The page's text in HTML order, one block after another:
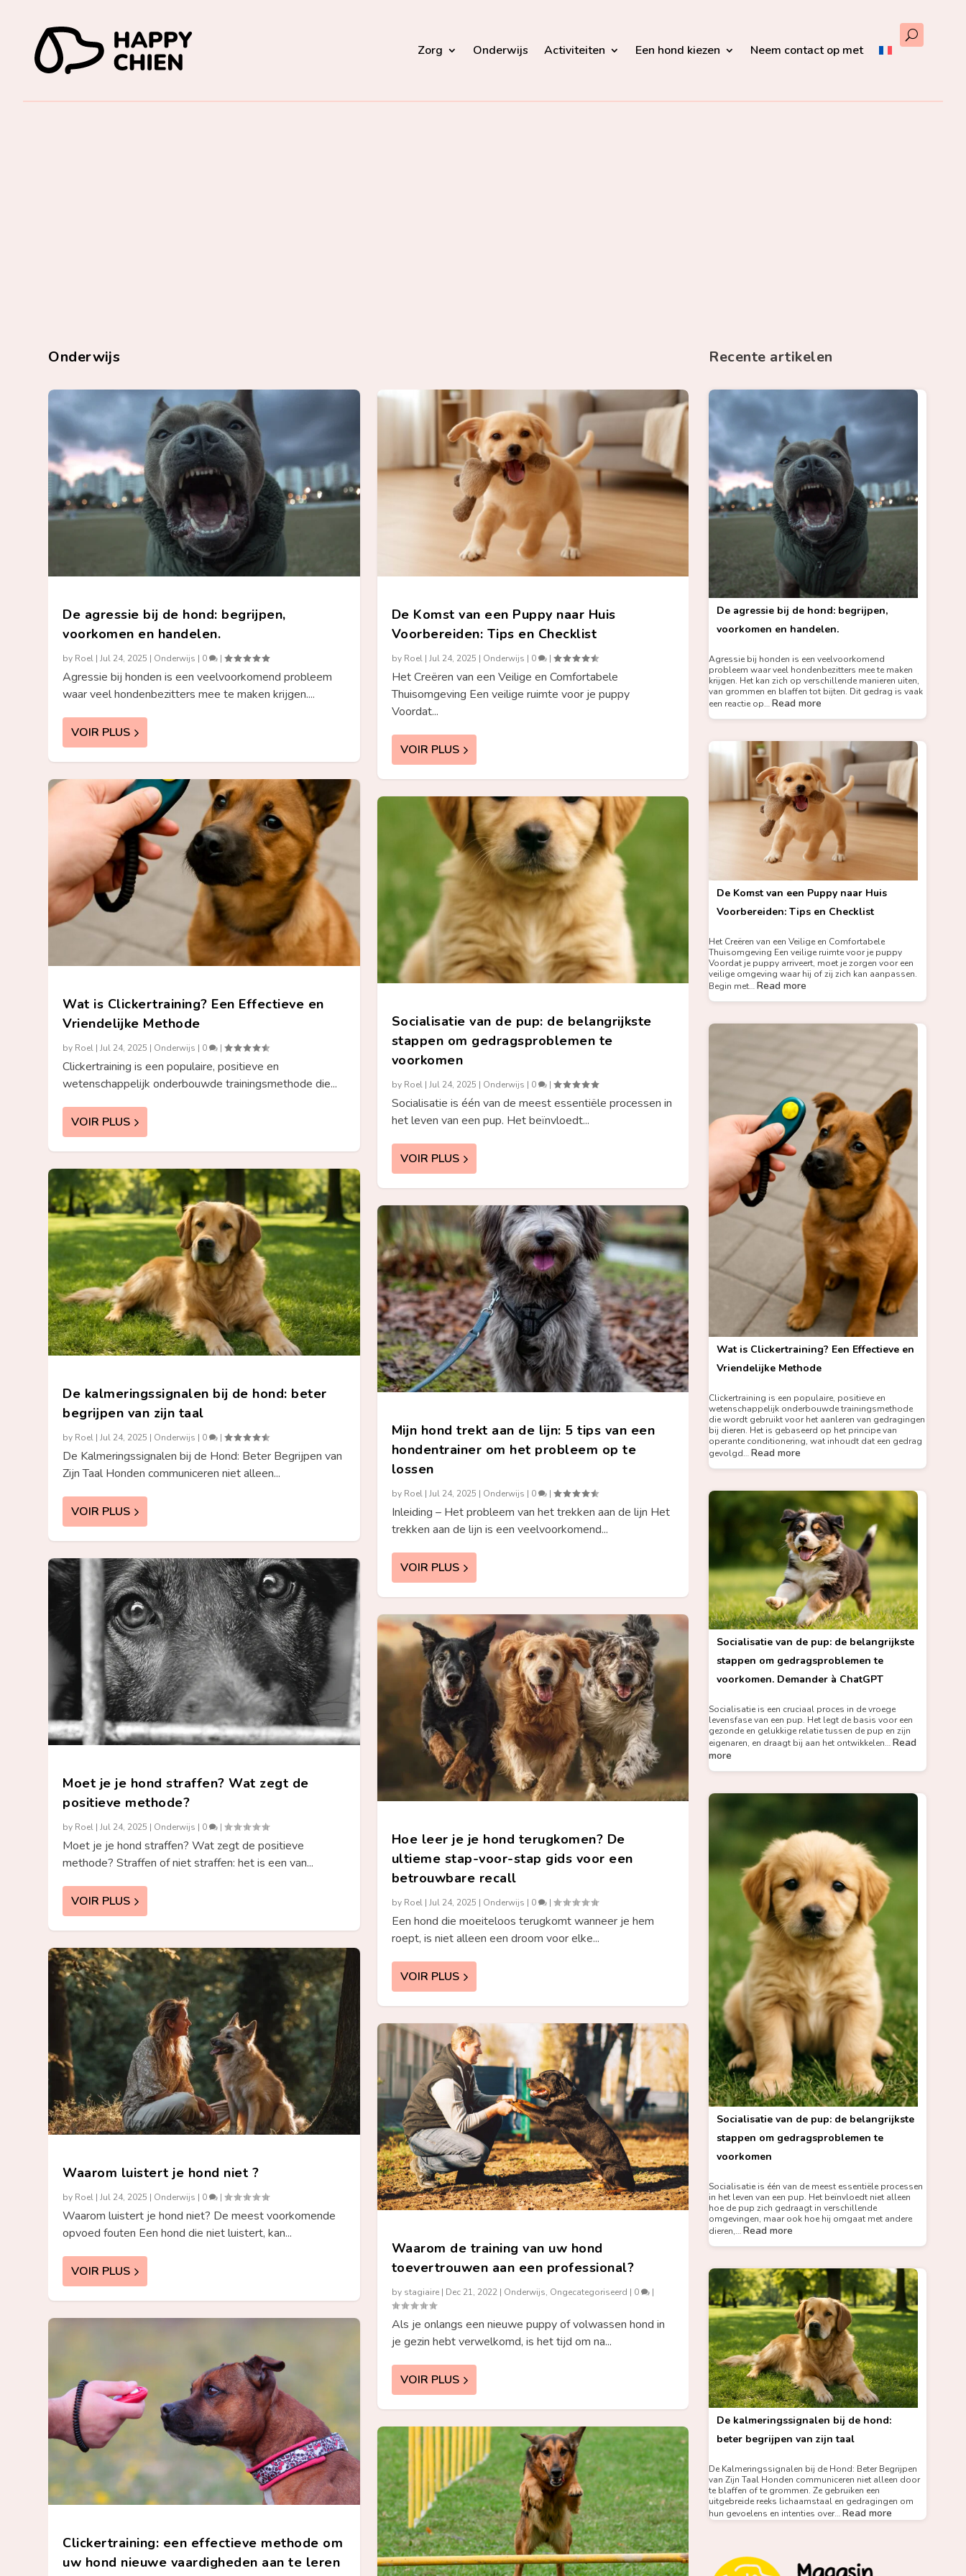
Zorg Onderwijs Activiteiten Een hond kiezen Neem contact op met
Onderwijs
De agressie bij de hond: begrijpen,
voorkomen en handelen.
by Roel |Jul 24, 2025 | Onderwijs | 0 |
Agressie bij honden is een veelvoorkomend probleem
waar veel hondenbezitters mee te maken krijgen....
VOIR PLUS
Wat is Clickertraining? Een Effectieve en
Vriendelijke Methode
by Roel |Jul 24, 2025 | Onderwijs | 0 |
Clickertraining is een populaire, positieve en
wetenschappelijk onderbouwde trainingsmethode die...
VOIR PLUS
De kalmeringssignalen bij de hond: beter
begrijpen van zijn taal
by Roel |Jul 24, 2025 | Onderwijs | 0 |
De Kalmeringssignalen bij de Hond: Beter Begrijpen van
Zijn Taal Honden communiceren niet alleen...
VOIR PLUS
Moet je je hond straffen? Wat zegt de
positieve methode?
by Roel |Jul 24, 2025 | Onderwijs | 0 |
Moet je je hond straffen? Wat zegt de positieve
methode? Straffen of niet straffen: het is een van...
VOIR PLUS
Waarom luistert je hond niet ?
by Roel |Jul 24, 2025 | Onderwijs | 0 |
Waarom luistert je hond niet? De meest voorkomende
opvoed fouten Een hond die niet luistert, kan...
VOIR PLUS
Clickertraining: een effectieve methode om
uw hond nieuwe vaardigheden aan te leren
De Komst van een Puppy naar Huis
Voorbereiden: Tips en Checklist
by Roel| Jul 24, 2025 | Onderwijs | 0 |
Het Creëren van een Veilige en Comfortabele
Thuisomgeving Een veilige ruimte voor je puppy
Voordat...
VOIR PLUS
Socialisatie van de pup: de belangrijkste
stappen om gedragsproblemen te
voorkomen
by Roel| Jul 24, 2025 | Onderwijs | 0 |
Socialisatie is één van de meest essentiële processen in
het leven van een pup. Het beïnvloedt...
VOIR PLUS
Mijn hond trekt aan de lijn: 5 tips van een
hondentrainer om het probleem op te
lossen
by Roel| Jul 24, 2025 | Onderwijs | 0 |
Inleiding – Het probleem van het trekken aan de lijn Het
trekken aan de lijn is een veelvoorkomend...
VOIR PLUS
Hoe leer je je hond terugkomen? De
ultieme stap-voor-stap gids voor een
betrouwbare recall
by Roel| Jul 24, 2025 | Onderwijs | 0 |
Een hond die moeiteloos terugkomt wanneer je hem
roept, is niet alleen een droom voor elke...
VOIR PLUS
Waarom de training van uw hond
toevertrouwen aan een professional?
by stagiaire| Dec 21, 2022| Onderwijs, Ongecategoriseerd | 0 |
Als je onlangs een nieuwe puppy of volwassen hond in
je gezin hebt verwelkomd, is het tijd om na...
VOIR PLUS
Recente artikelen
De agressie bij de hond: begrijpen,
voorkomen en handelen.
Agressie bij honden is een veelvoorkomend
probleem waar veel hondenbezitters mee te maken
krijgen. Het kan zich op verschillende manieren uiten,
van grommen en blaffen tot bijten. Dit gedrag is vaak
een reactie op…Read more
De Komst van een Puppy naar Huis
Voorbereiden: Tips en Checklist
Het Creëren van een Veilige en Comfortabele
Thuisomgeving Een veilige ruimte voor je puppy
Voordat je puppy arriveert, moet je zorgen voor een
veilige omgeving waar hij of zij zich kan aanpassen.
Begin met…Read more
Wat is Clickertraining? Een Effectieve en
Vriendelijke Methode
Clickertraining is een populaire, positieve en
wetenschappelijk onderbouwde trainingsmethode
die wordt gebruikt voor het aanleren van gedragingen
bij dieren. Het is gebaseerd op het principe van
operante conditionering, wat inhoudt dat een gedrag
gevolgd… Read more
Socialisatie van de pup: de belangrijkste
stappen om gedragsproblemen te
voorkomen. Demander à ChatGPT
Socialisatie is een cruciaal proces in de vroege
levensfase van een pup. Het legt de basis voor een
gezonde en gelukkige relatie tussen de pup en zijn
eigenaren, en draagt bij aan het ontwikkelen…Read
more
Socialisatie van de pup: de belangrijkste
stappen om gedragsproblemen te
voorkomen
Socialisatie is één van de meest essentiële processen
in het leven van een pup. Het beïnvloedt niet alleen
hoe de pup zich gedraagt in verschillende
omgevingen, maar ook hoe hij omgaat met andere
dieren,… Read more
De kalmeringssignalen bij de hond:
beter begrijpen van zijn taal
De Kalmeringssignalen bij de Hond: Beter Begrijpen
van Zijn Taal Honden communiceren niet alleen door
te blaffen of te grommen. Ze gebruiken een
uitgebreide reeks lichaamstaal en gedragingen om
hun gevoelens en intenties over… Read more